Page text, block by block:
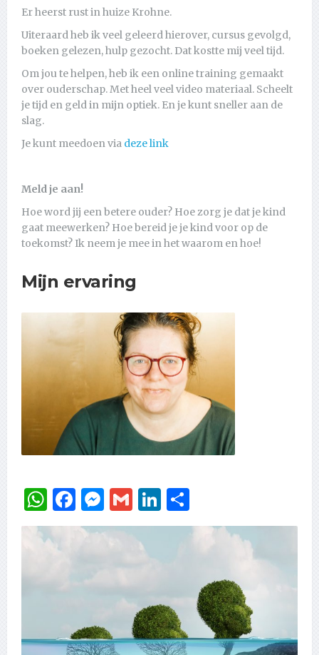
Er heerst rust in huize Krohne.
Uiteraard heb ik veel geleerd hierover, cursus gevolgd,
boeken gelezen, hulp gezocht. Dat kostte mij veel tijd.
Om jou te helpen, heb ik een online training gemaakt
over ouderschap. Met heel veel video materiaal. Scheelt
je tijd en geld in mijn optiek. En je kunt sneller aan de
slag.
Je kunt meedoen via deze link
Meld je aan!
Hoe word jij een betere ouder? Hoe zorg je dat je kind
gaat meewerken? Hoe bereid je je kind voor op de
toekomst? Ik neem je mee in het waarom en hoe!
Mijn ervaring
WhatsApp
Facebook
Messenger
GmailLinkedIn